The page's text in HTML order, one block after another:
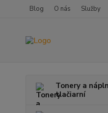
Blog O nás Služby
Tonery a
tlačiarní